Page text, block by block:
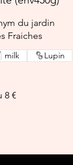
du jardin
Fraiches
milk Lupin
8 €